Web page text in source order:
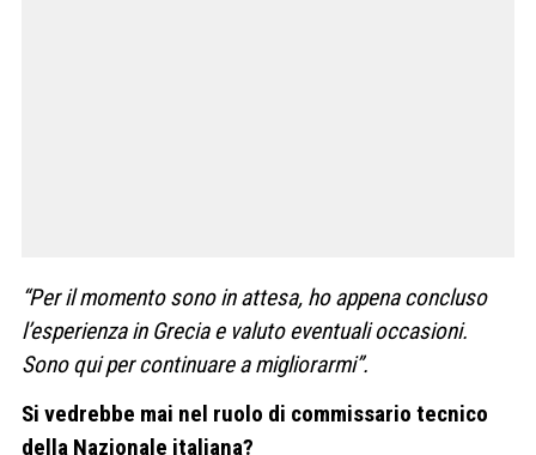
“Per il momento sono in attesa, ho appena concluso
l’esperienza in Grecia e valuto eventuali occasioni.
Sono qui per continuare a migliorarmi”.
Si vedrebbe mai nel ruolo di commissario tecnico
della Nazionale italiana?